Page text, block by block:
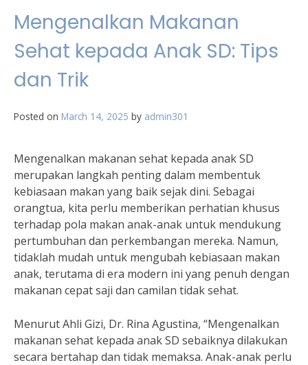
Mengenalkan Makanan
Sehat kepada Anak SD: Tips
dan Trik
Posted on March 14, 2025 by admin301
Mengenalkan makanan sehat kepada anak SD
merupakan langkah penting dalam membentuk
kebiasaan makan yang baik sejak dini. Sebagai
orangtua, kita perlu memberikan perhatian khusus
terhadap pola makan anak-anak untuk mendukung
pertumbuhan dan perkembangan mereka. Namun,
tidaklah mudah untuk mengubah kebiasaan makan
anak, terutama di era modern ini yang penuh dengan
makanan cepat saji dan camilan tidak sehat.
Menurut Ahli Gizi, Dr. Rina Agustina, “Mengenalkan
makanan sehat kepada anak SD sebaiknya dilakukan
secara bertahap dan tidak memaksa. Anak-anak perlu